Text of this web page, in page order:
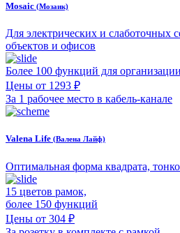
Mosaic (Мозаик)
Для электрических и слаботочных
объектов и офисов
Более 100 функций для
Цены от 1293 ₽
За 1 рабочее место в кабель-канале
Valena Life (Валена Лайф)
Оптимальная форма квадрата,
15 цветов рамок,
более 150 функций
Цены от 304 ₽